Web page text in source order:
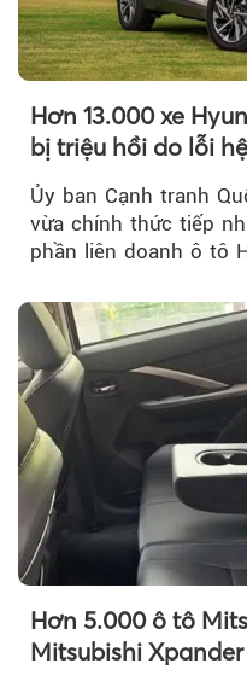
Hơn 13.000 xe
bị triệu hồi do lỗi
Ủy ban Cạnh tranh
vừa chính thức tiếp
phần liên doanh ô tô
Hơn 5.000 ô tô
Mitsubishi